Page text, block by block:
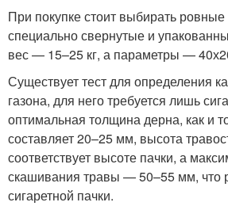
При покупке стоит выбирать
специально свернутые и
вес — 15–25 кг, а параметры —
Существует тест для определения
газона, для него требуется лишь
оптимальная толщина дерна, как и
составляет 20–25 мм, высота
соответствует высоте пачки, а
скашивания травы — 50–55 мм, что
сигаретной пачки.